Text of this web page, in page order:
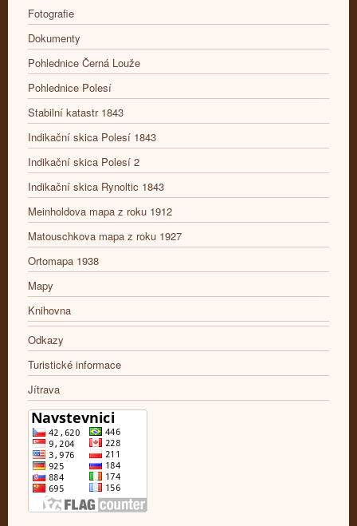
Fotografie
Dokumenty
Pohlednice Černá Louže
Pohlednice Polesí
Stabilní katastr 1843
Indikační skica Polesí 1843
Indikační skica Polesí 2
Indikační skica Rynoltic 1843
Meinholdova mapa z roku 1912
Matouschkova mapa z roku 1927
Ortomapa 1938
Mapy
Knihovna
Odkazy
Turistické informace
Jítrava